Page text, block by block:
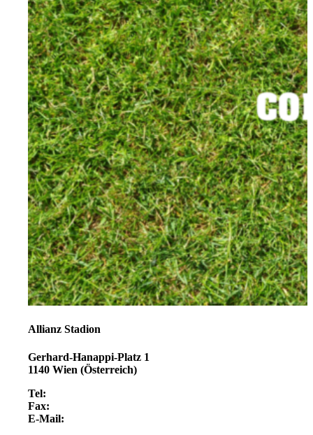
Allianz Stadion
Gerhard-Hanappi-Platz 1
1140 Wien (Österreich)
Tel:
Fax:
E-Mail: